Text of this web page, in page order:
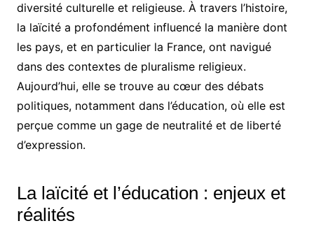
diversité culturelle et religieuse. À travers l’histoire,
la laïcité a profondément influencé la manière dont
les pays, et en particulier la France, ont navigué
dans des contextes de pluralisme religieux.
Aujourd’hui, elle se trouve au cœur des débats
politiques, notamment dans l’éducation, où elle est
perçue comme un gage de neutralité et de liberté
d’expression.
La laïcité et l’éducation : enjeux et
réalités